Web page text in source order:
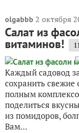
olgabbb 2 октября
Салат из
витаминов!
Каждый садовод
сохранить
полным
поделиться
из помидоров,
Вам...